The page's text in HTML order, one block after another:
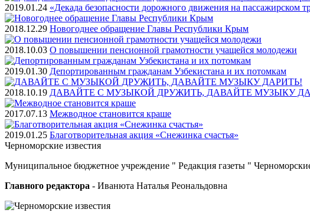
2019.01.24 «Декада безопасности дорожного движения на пассажирском
2018.12.29 Новогоднее обращение Главы Республики Крым
2018.10.03 О повышении пенсионной грамотности учащейся молодежи
2019.01.30 Депортированным гражданам Узбекистана и их потомкам
2018.10.19 ДАВАЙТЕ С МУЗЫКОЙ ДРУЖИТЬ, ДАВАЙТЕ МУЗЫКУ
2017.07.13 Межводное становится краше
2019.01.25 Благотворительная акция «Снежинка счастья»
Черноморские известия
Муниципальное бюджетное учреждение " Редакция газеты "
Главного редактора - Иванюта Наталья Реональдовна